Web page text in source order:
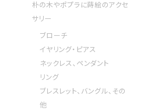
朴の木やポプラに蒔絵のアクセ
サリー
ブローチ
イヤリング・ピアス
ネックレス、ペンダント
リング
ブレスレット、バングル、その
他